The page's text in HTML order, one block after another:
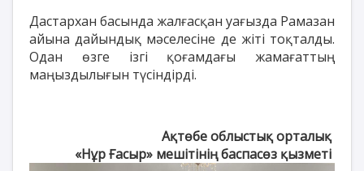
Дастархан басында жалғасқан уағызда Рамазан
айына дайындық мәселесіне де жіті тоқталды.
Одан өзге ізгі қоғамдағы жамағаттың
маңыздылығын түсіндірді.
Ақтөбе облыстық орталық
«Нұр Ғасыр» мешітінің баспасөз қызметі